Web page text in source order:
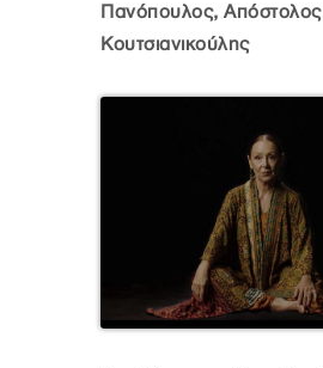
Πανόπουλος, Απόστολος
Κουτσιανικούλης